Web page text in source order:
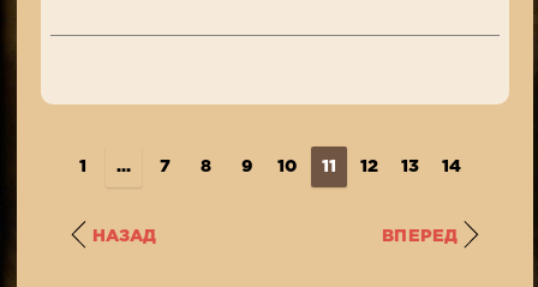
1 ... 7 8 9 10 11 12 13 14
НАЗАД ВПЕРЕД